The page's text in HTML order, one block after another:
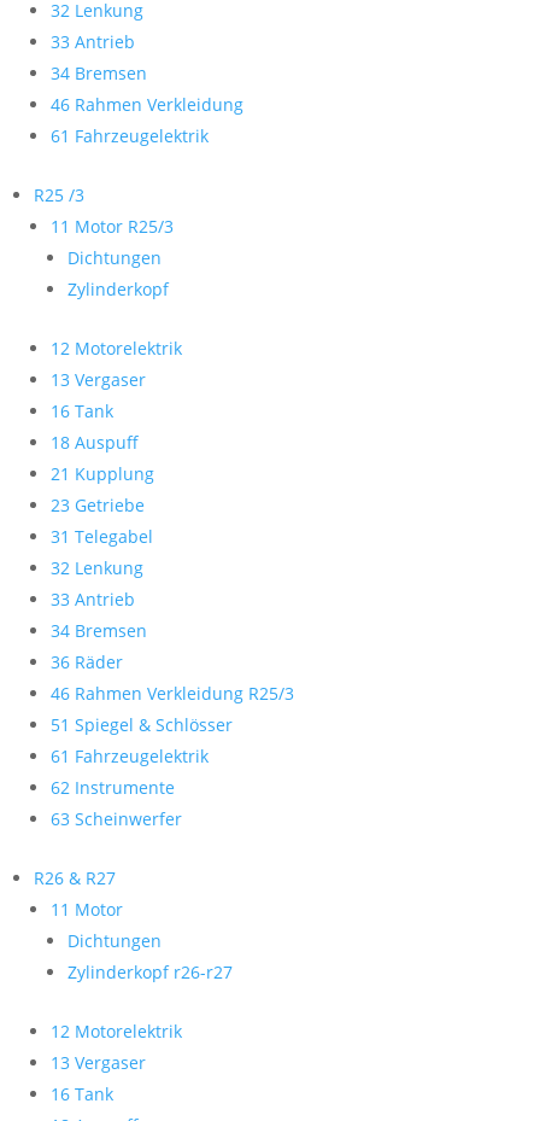
32 Lenkung
33 Antrieb
34 Bremsen
46 Rahmen Verkleidung
61 Fahrzeugelektrik
R25 /3
11 Motor R25/3
Dichtungen
Zylinderkopf
12 Motorelektrik
13 Vergaser
16 Tank
18 Auspuff
21 Kupplung
23 Getriebe
31 Telegabel
32 Lenkung
33 Antrieb
34 Bremsen
36 Räder
46 Rahmen Verkleidung R25/3
51 Spiegel & Schlösser
61 Fahrzeugelektrik
62 Instrumente
63 Scheinwerfer
R26 & R27
11 Motor
Dichtungen
Zylinderkopf r26-r27
12 Motorelektrik
13 Vergaser
16 Tank